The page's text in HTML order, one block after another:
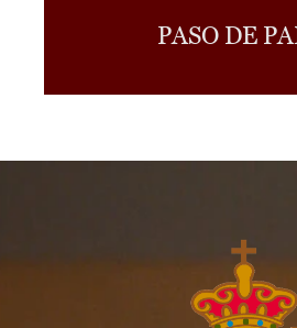
PASO DE